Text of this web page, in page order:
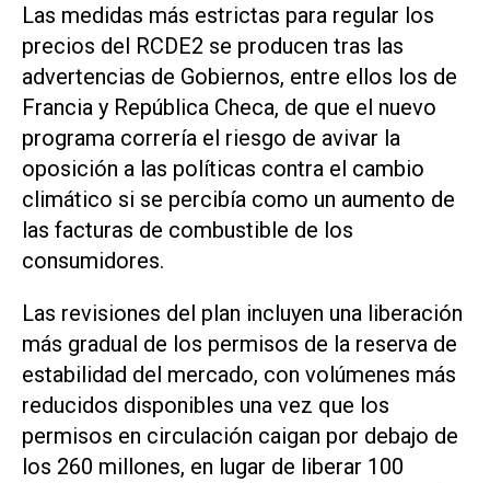
Las medidas más estrictas para regular los
precios del RCDE2 se producen tras las
advertencias de Gobiernos, entre ellos los de
Francia y República Checa, de que el nuevo
programa correría el riesgo de avivar la
oposición a las políticas contra el ‌cambio
climático si se percibía como un aumento de
las facturas de combustible de los
consumidores.
Las revisiones del plan incluyen una liberación
más gradual de los permisos de la reserva de
estabilidad del mercado, con volúmenes más
reducidos disponibles una vez que los
permisos en circulación caigan por debajo de
‌los 260 millones, en lugar de liberar 100